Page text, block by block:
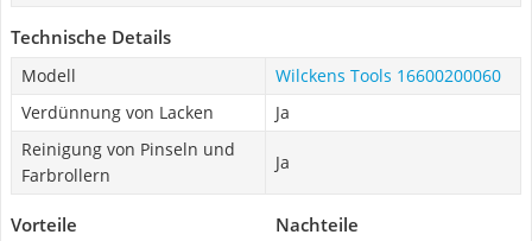
Technische Details
Modell
Wilckens Tools 16600200060
Verdünnung von Lacken
Ja
Reinigung von Pinseln und
Farbrollern
Ja
Vorteile Nachteile